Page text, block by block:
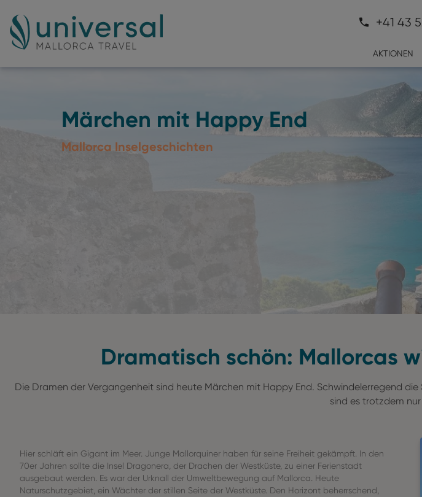
+41 43
AKTIONEN
Märchen mit Happy End
Mallorca Inselgeschichten
Dramatisch schön: Mallorcas
Die Dramen der Vergangenheit sind heute Märchen mit Happy End. Schwindelerregend
sind es trotzdem
Hier schläft ein Gigant im Meer. Junge Mallorquiner haben für seine Freiheit gekämpft. In den
70er Jahren sollte die Insel Dragonera, der Drachen der Westküste, zu einer Ferienstadt
ausgebaut werden. Es war der Urknall der Umweltbewegung auf Mallorca. Heute
Naturschutzgebiet, ein Wächter der stillen Seite der Westküste. Den Horizont beherrschend,